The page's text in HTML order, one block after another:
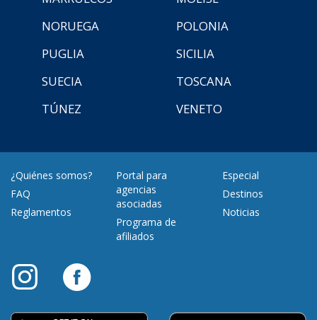
NORUEGA
POLONIA
PUGLIA
SICILIA
SUECIA
TOSCANA
TÚNEZ
VENETO
¿Quiénes somos?
FAQ
Reglamentos
Portal para
agencias
asociadas
Programa de
afiliados
Especial
Destinos
Noticias